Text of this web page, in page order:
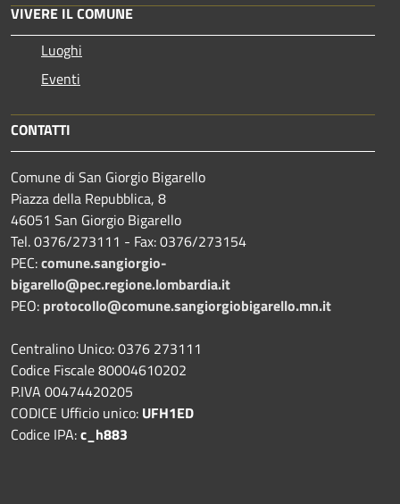
VIVERE IL COMUNE
Luoghi
Eventi
CONTATTI
Comune di San Giorgio Bigarello
Piazza della Repubblica, 8
46051 San Giorgio Bigarello
Tel. 0376/273111 - Fax: 0376/273154
PEC:comune.sangiorgio-
bigarello@pec.regione.lombardia.it
PEO: protocollo@comune.sangiorgiobigarello.mn.it
Centralino Unico: 0376 273111
Codice Fiscale 80004610202
P.IVA 00474420205
CODICE Ufficio unico: UFH1ED
Codice IPA:c_h883